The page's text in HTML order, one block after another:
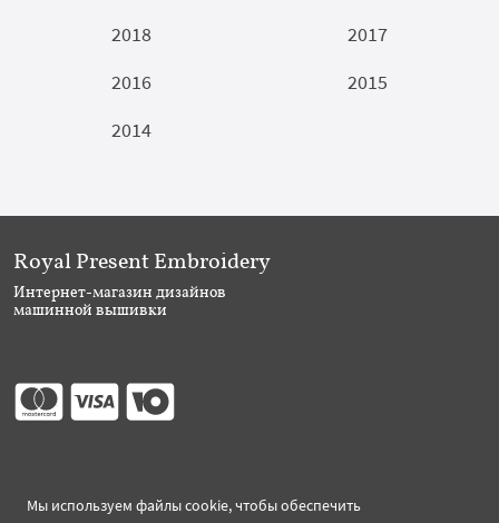
2018
2017
2016
2015
2014
Мы используем файлы cookie, чтобы обеспечить
Royal Present Embroidery
Интернет-магазин дизайнов
машинной вышивки